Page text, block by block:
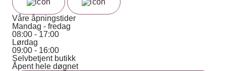
Våre åpningstider
Mandag - fredag
08:00 - 17:00
Lørdag
09:00 - 16:00
Selvbetjent butikk
Åpent hele døgnet